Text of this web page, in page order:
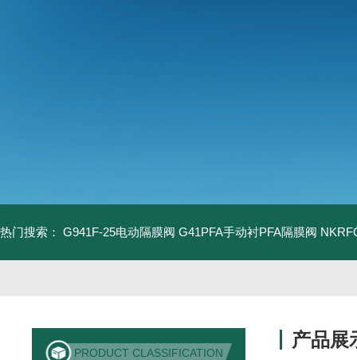
热门搜索： G941F-25电动隔膜阀 G41PFA手动衬PFA隔膜阀
PRODUCT CLASSIFICATION
产品展